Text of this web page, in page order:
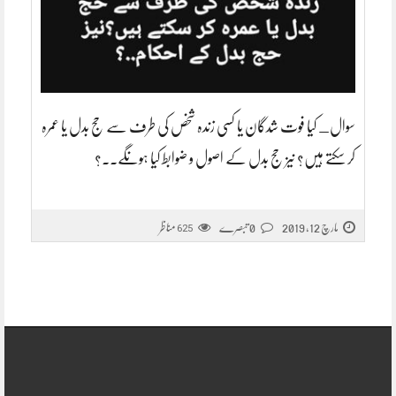
سوال_ کیا فوت شدگان یا کسی زندہ شخص کی طرف سے حج بدل یا عمرہ
کر سکتے ہیں؟ نیز حج بدل کے اصول و ضوابط کیا ہونگے۔۔؟
مارچ 12, 2019 625 مناظر